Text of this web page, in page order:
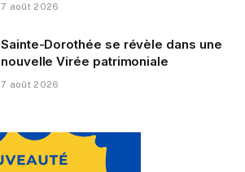
7 août 2026
Sainte-Dorothée se révèle dans une
nouvelle Virée patrimoniale
7 août 2026